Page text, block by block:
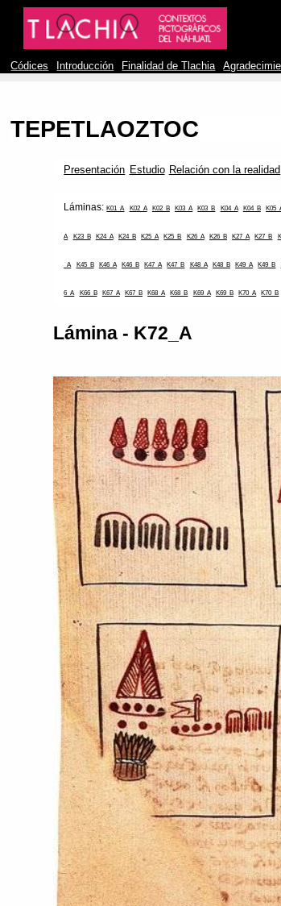
Códices Introducción Finalidad de Tlachia
TEPETLAOZTOC
Presentación Estudio Relación con la realidad
Láminas:K01_A K02_A K02_B K03_A K03_B K04_A K04_B
A K23_B K24_A K24_B K25_A K25_B K26_A K26_B K27_A K27_B
_A K45_B K46_A K46_B K47_A K47_B K48_A K48_B K49_A K49_B
6_A K66_B K67_A K67_B K68_A K68_B K69_A K69_B K70_A K70_B
Lámina - K72_A